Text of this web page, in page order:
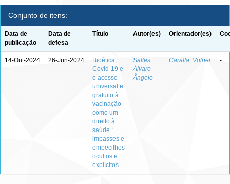
Conjunto de itens:
Data de
publicação
Data de
defesa
Título Autor(es) Orientador(es)
14-Out-2024 26-Jun-2024
Bioética,
Covid-19 e
o acesso
universal e
gratuito à
vacinação
como um
direito à
saúde :
impasses e
empecilhos
ocultos e
explícitos
Salles,
Álvaro
Ângelo
Caraffa, Volnei -